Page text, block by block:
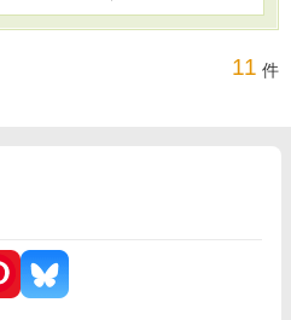
11 件